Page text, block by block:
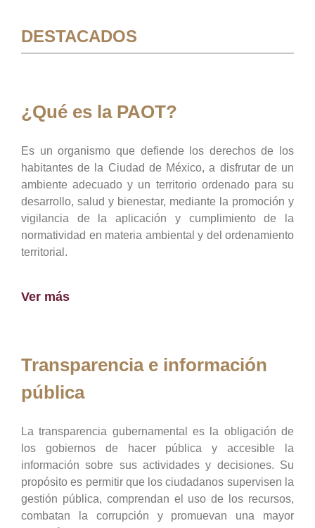
DESTACADOS
¿Qué es la PAOT?
Es un organismo que defiende los derechos de los
habitantes de la Ciudad de México, a disfrutar de un
ambiente adecuado y un territorio ordenado para su
desarrollo, salud y bienestar, mediante la promoción y
vigilancia de la aplicación y cumplimiento de la
normatividad en materia ambiental y del ordenamiento
territorial.
Ver más
Transparencia e información
pública
La transparencia gubernamental es la obligación de
los gobiernos de hacer pública y accesible la
información sobre sus actividades y decisiones. Su
propósito es permitir que los ciudadanos supervisen la
gestión pública, comprendan el uso de los recursos,
combatan la corrupción y promuevan una mayor